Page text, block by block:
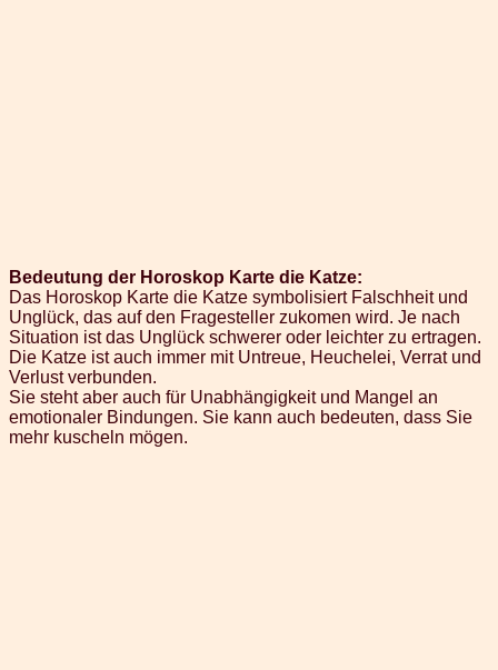
Bedeutung der Horoskop Karte die Katze:
Das Horoskop Karte die Katze symbolisiert Falschheit und
Unglück, das auf den Fragesteller zukomen wird. Je nach
Situation ist das Unglück schwerer oder leichter zu ertragen.
Die Katze ist auch immer mit Untreue, Heuchelei, Verrat und
Verlust verbunden.
Sie steht aber auch für Unabhängigkeit und Mangel an
emotionaler Bindungen. Sie kann auch bedeuten, dass Sie
mehr kuscheln mögen.